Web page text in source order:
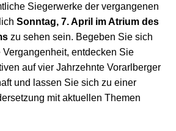
Siegerwerke der vergangenen
Sonntag, 7. April im Atrium des
zu sehen sein. Begeben Sie sich
entdecken Sie
auf vier Jahrzehnte Vorarlberger
und lassen Sie sich zu einer
mit aktuellen Themen